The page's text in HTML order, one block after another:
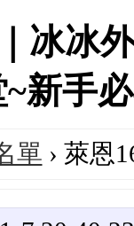
冰冰
~新手
單 › 萊恩